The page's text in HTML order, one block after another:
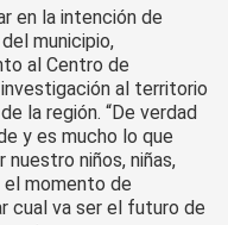
en la intención de
municipio,
al Centro de
al territorio
la región. “De verdad
y es mucho lo que
niños, niñas,
momento de
cual va ser el futuro de